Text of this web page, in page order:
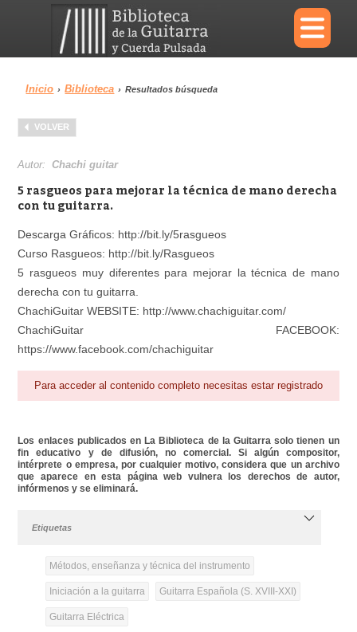
×
Menu
Biblioteca
Área personal
Inicio › Biblioteca › Resultados búsqueda
VOLVER
Autor:Chachi guitar
5 rasgueos para mejorar la técnica de mano derecha
con tu guitarra.
Descarga Gráficos: http://bit.ly/5rasgueos
Curso Rasgueos: http://bit.ly/Rasgueos
5 rasgueos muy diferentes para mejorar la técnica de mano
derecha con tu guitarra.
ChachiGuitar WEBSITE: http://www.chachiguitar.com/
ChachiGuitar FACEBOOK:
https://www.facebook.com/chachiguitar
Para acceder al contenido completo necesitas estar registrado
Los enlaces publicados en La Biblioteca de la Guitarra solo tienen un
fin educativo y de difusión, no comercial. Si algún compositor,
intérprete o empresa, por cualquier motivo, considera que un archivo
que aparece en esta página web vulnera los derechos de autor,
infórmenos y se eliminará.
Etiquetas
Métodos, enseñanza y técnica del instrumento
Iniciación a la guitarra Guitarra Española (S. XVIII-XXI)
Guitarra Eléctrica